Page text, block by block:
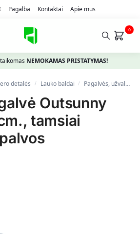
Pagalba Kontaktai Apie mus
0
NEMOKAMAS PRISTATYMAS!
detalės / Lauko baldai / Pagalvės, užvalkalai, apsaugos
Outsunny
tamsiai